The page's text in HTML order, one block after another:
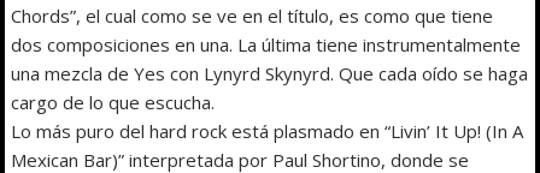
Chords”, el cual como se ve en el título, es como que tiene
dos composiciones en una. La última tiene instrumentalmente
una mezcla de Yes con Lynyrd Skynyrd. Que cada oído se haga
cargo de lo que escucha.
Lo más puro del hard rock está plasmado en “Livin’ It Up! (In A
Mexican Bar)” interpretada por Paul Shortino, donde se